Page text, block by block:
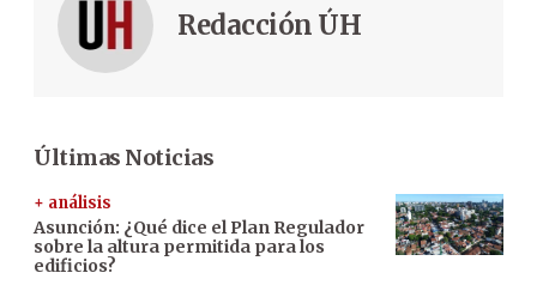
Redacción ÚH
Últimas Noticias
+ análisis
Asunción: ¿Qué dice el Plan Regulador
sobre la altura permitida para los
edificios?